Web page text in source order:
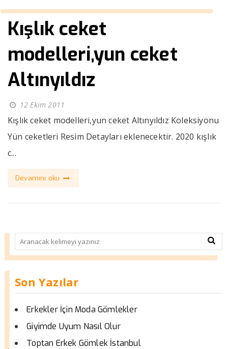
Kışlık ceket
modelleri,yun ceket
Altınyıldız
12 Ekim 2011
Kışlık ceket modelleri,yun ceket Altınyıldız Koleksiyonu
Yün ceketleri Resim Detayları eklenecektir. 2020 kışlık
c...
Devamını oku
Son Yazılar
Erkekler İçin Moda Gömlekler
Giyimde Uyum Nasıl Olur
Toptan Erkek Gömlek İstanbul